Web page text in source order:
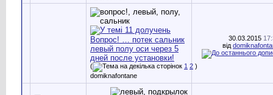
Вопрос! … потек сальник
левый полу оси через 5
дней после установки!
( 1 2 )
domiknafontane
30.03.2015
від